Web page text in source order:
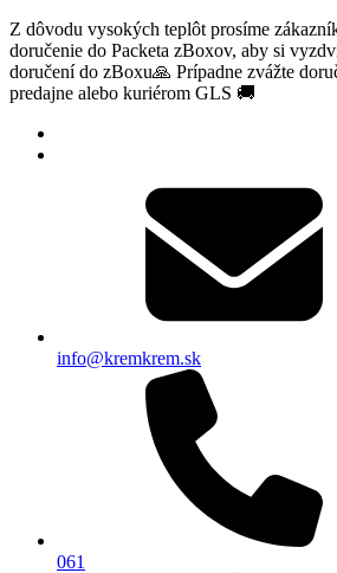
Z dôvodu vysokých teplôt prosíme
doručenie do Packeta zBoxov, aby si
doručení do zBoxu🙏 Prípadne zvážte
predajne alebo kuriérom GLS 🚚
info@kremkrem.sk
061